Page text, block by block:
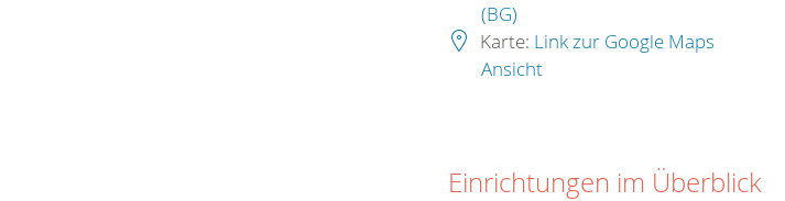
(BG)
Karte: Link zur Google Maps
Ansicht
Einrichtungen im Überblick